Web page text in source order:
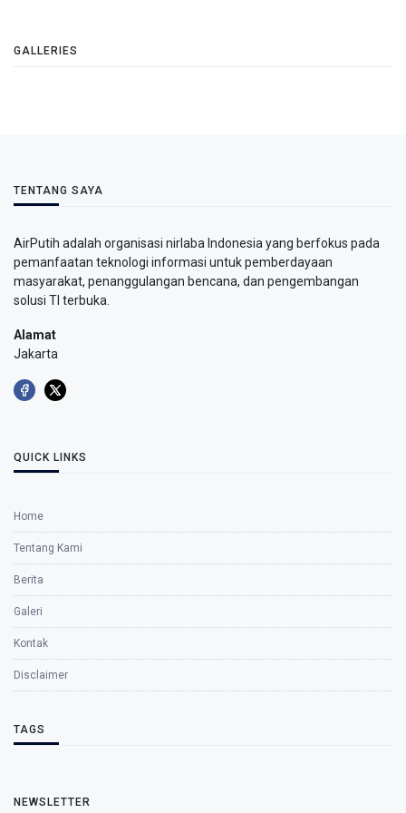
GALLERIES
TENTANG SAYA
AirPutih adalah organisasi nirlaba Indonesia yang berfokus pada
pemanfaatan teknologi informasi untuk pemberdayaan
masyarakat, penanggulangan bencana, dan pengembangan
solusi TI terbuka.
Alamat
Jakarta
QUICK LINKS
Home
Tentang Kami
Berita
Galeri
Kontak
Disclaimer
TAGS
NEWSLETTER